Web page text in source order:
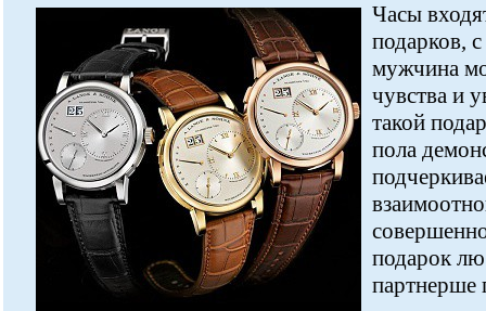
Часы
подарков,
мужчина
чувства и
такой
пола
подарок
партнерше